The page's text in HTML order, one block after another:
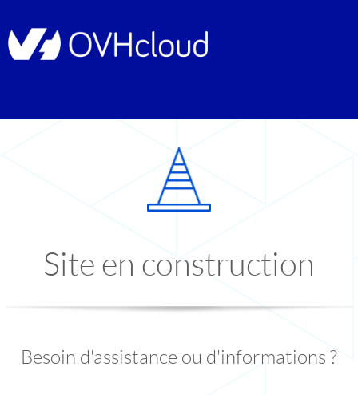
Site en construction
Besoin d'assistance ou d'informations ?